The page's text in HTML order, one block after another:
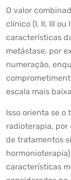
O valor
clínico (I, II, III
características
metástase, por
numeração,
escala mais
Isso orienta se o
radioterapia, por
de tratamentos
características